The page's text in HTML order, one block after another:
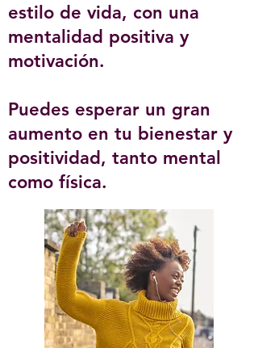
estilo de vida, con una
mentalidad positiva y
motivación.
Puedes esperar un gran
aumento en tu bienestar y
positividad, tanto mental
como física.